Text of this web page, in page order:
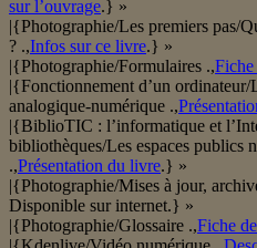
sur l’ouvrage.} »
|{Photographie/Les premiers pas/
? .,Infos sur ce livre.} »
|{Photographie/Formulaires .,Fiche
|{Fonctionnement d’un
analogique-numérique .,
|{BiblioTIC : l’informatique et
bibliothèques/Les espaces publics
.,Présentation du livre.} »
|{Photographie/Mises à jour,
Disponible sur internet.} »
|{Photographie/Glossaire .,Fiche